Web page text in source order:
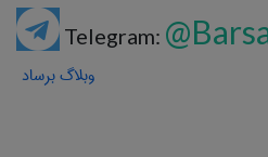
Telegram:
وبلاگ برساد